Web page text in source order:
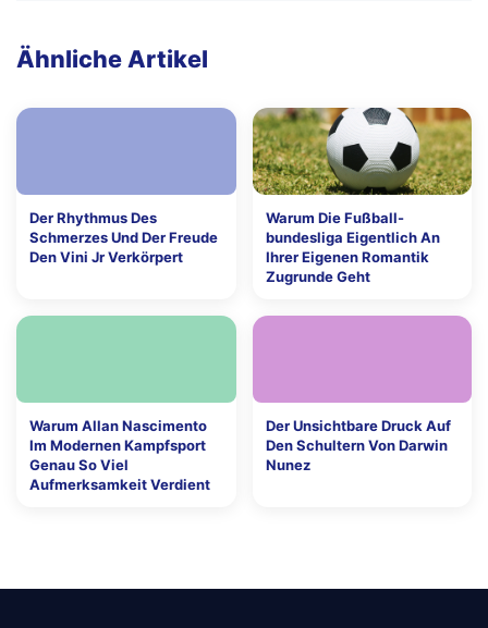
Ähnliche Artikel
Der Rhythmus Des
Schmerzes Und Der Freude
Den Vini Jr Verkörpert
Warum Die Fußball-
bundesliga Eigentlich An
Ihrer Eigenen Romantik
Zugrunde Geht
Warum Allan Nascimento
Im Modernen Kampfsport
Genau So Viel
Aufmerksamkeit Verdient
Der Unsichtbare Druck Auf
Den Schultern Von Darwin
Nunez